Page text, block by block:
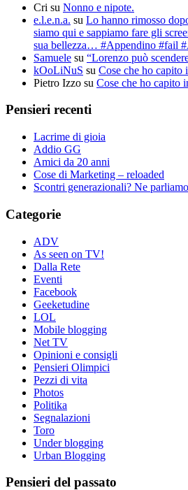
Cri su Nonno e nipote.
e.l.e.n.a. su Lo hanno rimosso
siamo qui e sappiamo fare gli
sua bellezza… #Appendino #fail
Samuele su “Lorenzo può
kOoLiNuS su Cose che ho capito
Pietro Izzo su Cose che ho capito
Pensieri recenti
Lacrime di gioia
Addio GG
Amici da 20 anni
Cose di Marketing – reloaded
Scontri generazionali? Ne
Categorie
ADV
As seen on TV!
Dalla Rete
Eventi
Facebook
Geeketudine
LOL
Mobile blogging
Net TV
Opinioni e consigli
Pensieri Olimpici
Pezzi di vita
Photos
Politika
Segnalazioni
Toro
Under blogging
Urban Blogging
Pensieri del passato